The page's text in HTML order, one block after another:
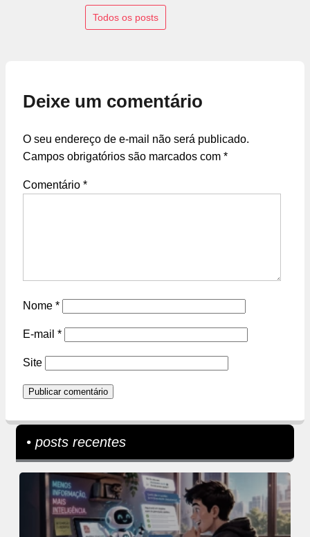
Todos os posts
Deixe um comentário
O seu endereço de e-mail não será publicado.
Campos obrigatórios são marcados com *
Comentário *
Nome *
E-mail *
Site
• posts recentes